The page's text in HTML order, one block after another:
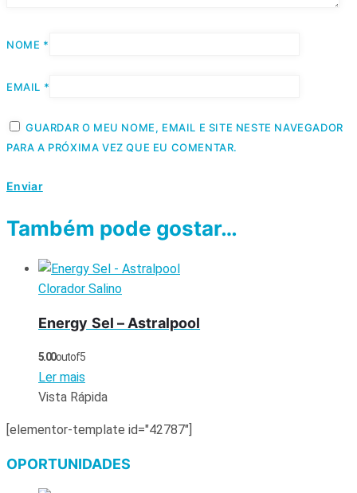
NOME *
EMAIL *
GUARDAR O MEU NOME, EMAIL E SITE NESTE NAVEGADOR
PARA A PRÓXIMA VEZ QUE EU COMENTAR.
Também pode gostar…
Clorador Salino
Energy Sel – Astralpool
5.00out of 5
Ler mais
Vista Rápida
[elementor-template id="42787"]
OPORTUNIDADES